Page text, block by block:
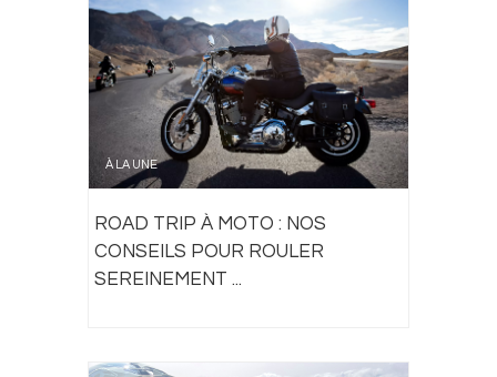
À LA UNE
ROAD TRIP À MOTO : NOS
CONSEILS POUR ROULER
SEREINEMENT ...